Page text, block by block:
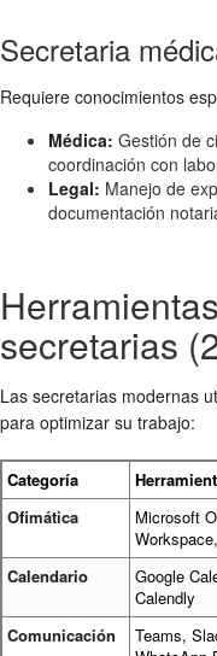
Secretaria
Requiere conocimientos
Médica: Gestión de
coordinación con
Legal: Manejo de
documentación
secretarias
Las secretarias modernas
para optimizar su trabajo:
Categoría
Ofimática
Microsoft
Calendario
Google
Calendly
Comunicación
Teams,